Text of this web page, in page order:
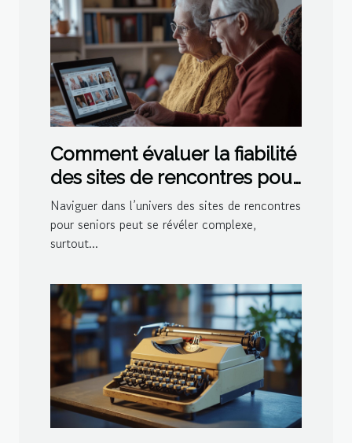
Comment évaluer la fiabilité
des sites de rencontres pour
seniors
Naviguer dans l’univers des sites de rencontres
pour seniors peut se révéler complexe,
surtout...